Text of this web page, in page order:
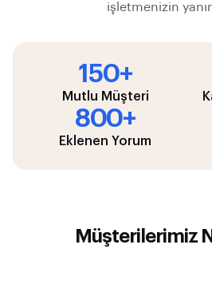
işletmenizin
150+
Mutlu Müşteri
800+
Eklenen Yorum
Müşterilerimiz